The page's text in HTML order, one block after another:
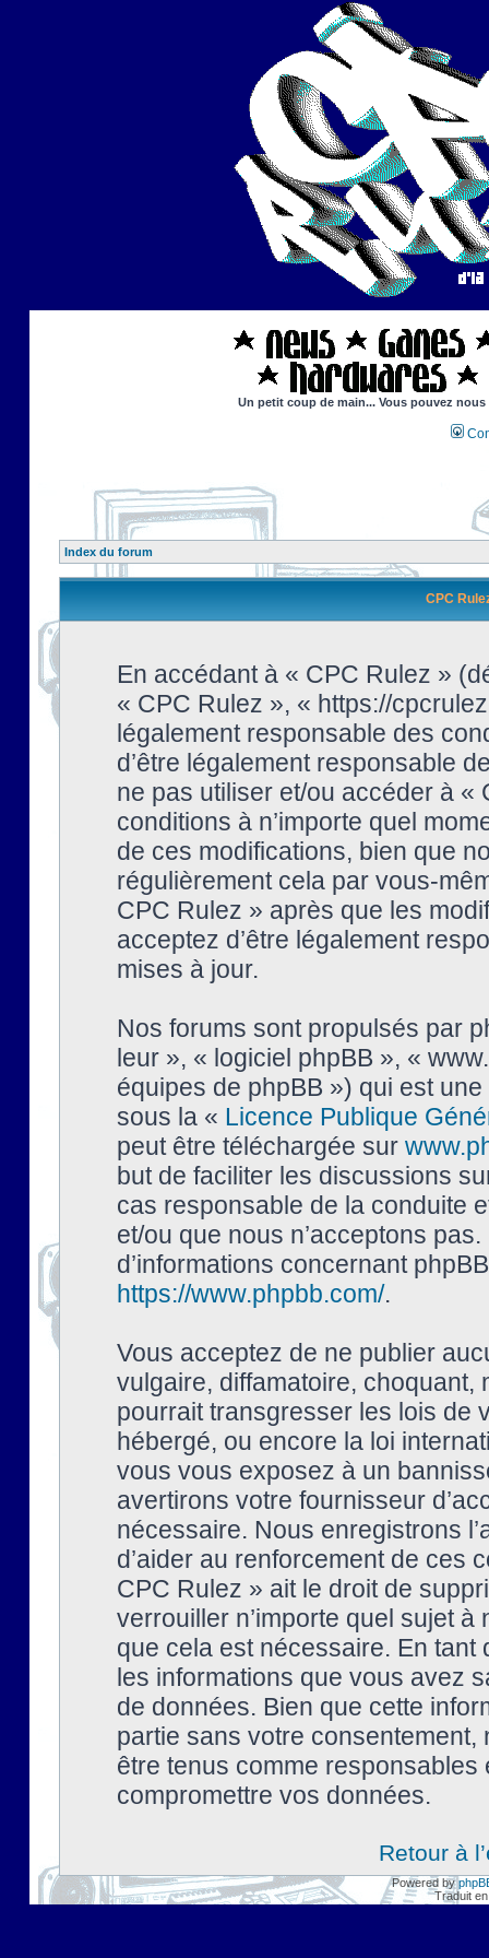
Un petit coup de main... Vous pouvez
Index du forum
CPC
En accédant à « CPC Rulez »
« CPC Rulez », « https://
légalement responsable des
d’être légalement responsable
ne pas utiliser et/ou accéder à
conditions à n’importe quel
de ces modifications, bien que
régulièrement cela par vous-
CPC Rulez » après que les
acceptez d’être légalement
mises à jour.
Nos forums sont propulsés par
leur », « logiciel phpBB », «
équipes de phpBB ») qui est
sous la « Licence Publique
peut être téléchargée sur
but de faciliter les discussions
cas responsable de la conduite
et/ou que nous n’acceptons
d’informations concernant
https://www.phpbb.com/.
Vous acceptez de ne publier
vulgaire, diffamatoire, choquant,
pourrait transgresser les lois de
hébergé, ou encore la loi
vous vous exposez à un
avertirons votre fournisseur
nécessaire. Nous enregistrons
d’aider au renforcement de ces
CPC Rulez » ait le droit de
verrouiller n’importe quel sujet à
que cela est nécessaire. En tant
les informations que vous avez
de données. Bien que cette
partie sans votre
être tenus comme
compromettre vos données.
Retour à
Powered by
Traduit